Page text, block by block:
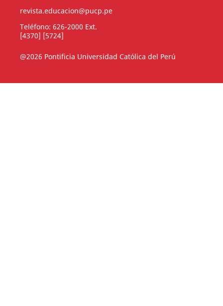
revista.educacion@pucp.pe
Teléfono: 626-2000 Ext.
[4370] [5724]
@2026 Pontificia Universidad Católica del Perú